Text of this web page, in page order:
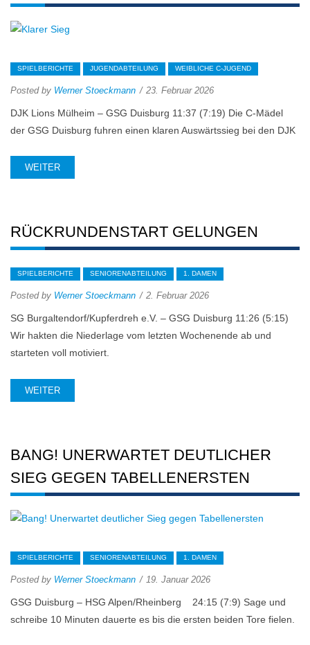
SPIELBERICHTE JUGENDABTEILUNG WEIBLICHE C-JUGEND
Posted by Werner Stoeckmann 23. Februar 2026
DJK Lions Mülheim – GSG Duisburg 11:37 (7:19) Die C-Mädel
der GSG Duisburg fuhren einen klaren Auswärtssieg bei den DJK
WEITER
RÜCKRUNDENSTART GELUNGEN
SPIELBERICHTE SENIORENABTEILUNG 1. DAMEN
Posted by Werner Stoeckmann 2. Februar 2026
SG Burgaltendorf/Kupferdreh e.V. – GSG Duisburg 11:26 (5:15)
Wir hakten die Niederlage vom letzten Wochenende ab und
starteten voll motiviert.
WEITER
BANG! UNERWARTET DEUTLICHER
SIEG GEGEN TABELLENERSTEN
SPIELBERICHTE SENIORENABTEILUNG 1. DAMEN
Posted by Werner Stoeckmann 19. Januar 2026
GSG Duisburg – HSG Alpen/Rheinberg 24:15 (7:9) Sage und
schreibe 10 Minuten dauerte es bis die ersten beiden Tore fielen.